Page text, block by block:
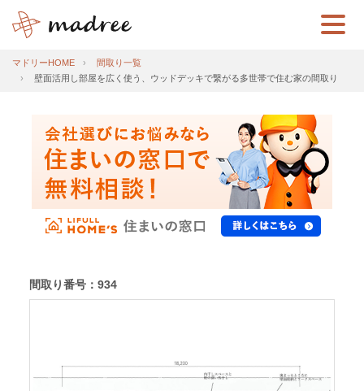
マドリーHOME
間取り一覧
壁面活用し部屋を広く使う、ウッドデッキで繋がる多世帯で住む家の間取り
間取り番号：934